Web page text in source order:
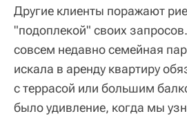
Другие клиенты поражают
"подоплекой" своих
совсем недавно семейная
искала в аренду квартиру
с террасой или большим
было удивление, когда мы